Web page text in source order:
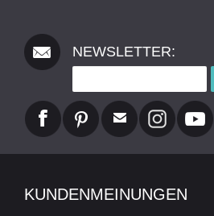
NEWSLETTER:
KUNDENMEINUNGEN